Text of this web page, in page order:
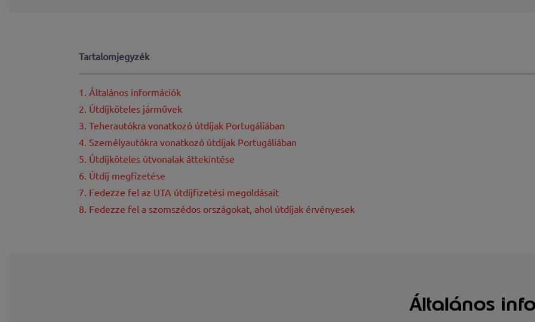
Tartalomjegyzék
1. Általános információk
2. Útdíjköteles járművek
3. Teherautókra vonatkozó útdíjak Portugáliában
4. Személyautókra vonatkozó útdíjak Portugáliában
5. Útdíjköteles útvonalak áttekintése
6. Útdíj megfizetése
7. Fedezze fel az UTA útdíjfizetési megoldásait
8. Fedezze fel a szomszédos országokat, ahol útdíjak érvényesek
Általános